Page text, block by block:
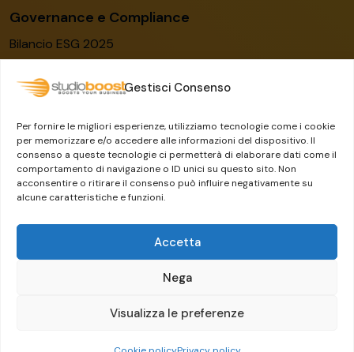
Gestisci Consenso
Per fornire le migliori esperienze, utilizziamo tecnologie come i cookie
per memorizzare e/o accedere alle informazioni del dispositivo. Il
consenso a queste tecnologie ci permetterà di elaborare dati come il
comportamento di navigazione o ID unici su questo sito. Non
acconsentire o ritirare il consenso può influire negativamente su
alcune caratteristiche e funzioni.
Accetta
Nega
Visualizza le preferenze
Governance e Compliance
Bilancio ESG 2025
Modello organizzativo
Whistleblowing
Il Gruppo Dylog-Buffetti
Guermandi Group